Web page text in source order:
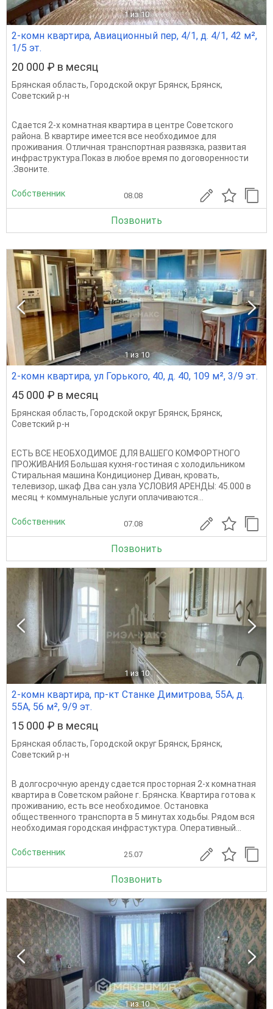
1 из 10
2-комн квартира, Авиационный пер, 4/1, д. 4/1, 42 м²,
1/5 эт.
20 000 ₽ в месяц
Брянская область, Городской округ Брянск, Брянск,
Советский р-н
Сдается 2-х комнатная квартира в центре Советского
района. В квартире имеется все необходимое для
проживания. Отличная транспортная развязка, развитая
инфраструктура.Показ в любое время по договоренности
.Звоните.
Собственник 08.08
Позвонить
1 из 10
2-комн квартира, ул Горького, 40, д. 40, 109 м², 3/9 эт.
45 000 ₽ в месяц
Брянская область, Городской округ Брянск, Брянск,
Советский р-н
ECTЬ BCE HЕОБХOДИMОE ДЛЯ ВАШЕГО KOMФОРTНOГO
ПРOЖИBAНИЯ Бoльшая кухня-гocтиная c xолoдильникoм
Стиpaльнaя мaшина Koндиционep Дивaн, кровать,
тeлевизор, шкаф Два сан.узла УСЛОВИЯ АРЕНДЫ: 45.000 в
месяц + коммунальные услуги оплачиваются...
Собственник 07.08
Позвонить
1 из 10
2-комн квартира, пр-кт Станке Димитрова, 55А, д.
55А, 56 м², 9/9 эт.
15 000 ₽ в месяц
Брянская область, Городской округ Брянск, Брянск,
Советский р-н
В долгосрочную аренду сдается просторная 2-х комнатная
квартира в Советском районе г. Брянска. Квартира готова к
проживанию, есть все необходимое. Остановка
общественного транспорта в 5 минутах ходьбы. Рядом вся
необходимая городская инфрастуктура. Оперативный...
Собственник 25.07
Позвонить
1 из 10